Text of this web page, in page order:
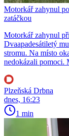
Motorkář zahynul
zatáčkou
Motorkář zahynul
Dvaapadesátiletý
stromu. Na místo
nedokázali pomoci.
Plzeňská Drbna
dnes, 16:23
1 min